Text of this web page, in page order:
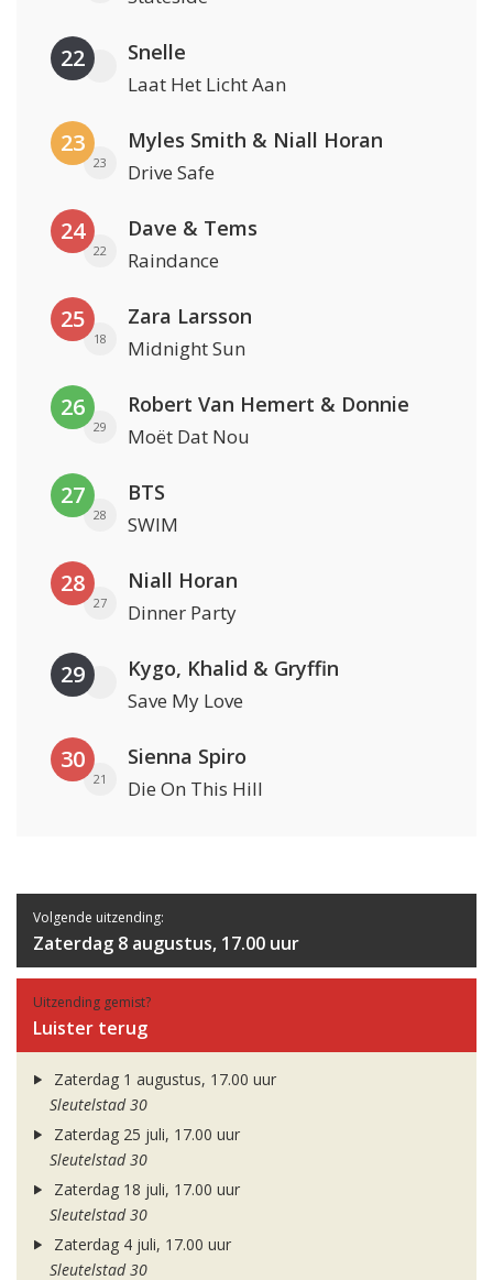
22 Snelle
Laat Het Licht Aan
23
23
Myles Smith & Niall Horan
Drive Safe
24
22
Dave & Tems
Raindance
25
18
Zara Larsson
Midnight Sun
26
29
Robert Van Hemert & Donnie
Moët Dat Nou
27
28
BTS
SWIM
28
27
Niall Horan
Dinner Party
29 Kygo, Khalid & Gryffin
Save My Love
30
21
Sienna Spiro
Die On This Hill
Volgende uitzending:
Zaterdag 8 augustus, 17.00 uur
Uitzending gemist?
Luister terug
Zaterdag 1 augustus, 17.00 uur
Sleutelstad 30
Zaterdag 25 juli, 17.00 uur
Sleutelstad 30
Zaterdag 18 juli, 17.00 uur
Sleutelstad 30
Zaterdag 4 juli, 17.00 uur
Sleutelstad 30